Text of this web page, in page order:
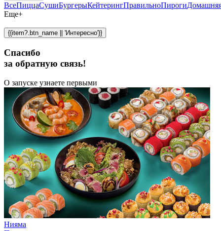
ВсеПиццаСушиБургерыКейтерингПравильноПироги
Еще+
{{item?.btn_name || 'Интересно'}}
Спасибо
за обратную связь!
О запуске узнаете первыми
Нияма